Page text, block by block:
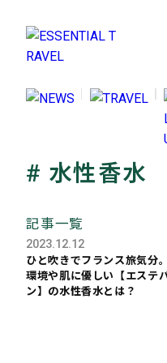
# 水性香水
記事一覧
2023.12.12
ひと吹きでフランス旅気分。
環境や肌に優しい【エステ
ン】の水性香水とは？